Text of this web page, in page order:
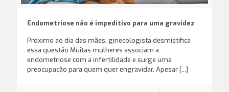
Endometriose não é impeditivo para uma gravidez
Próximo ao dia das mães, ginecologista desmistifica
essa questão Muitas mulheres associam a
endometriose com a infertilidade e surge uma
preocupação para quem quer engravidar. Apesar[…]